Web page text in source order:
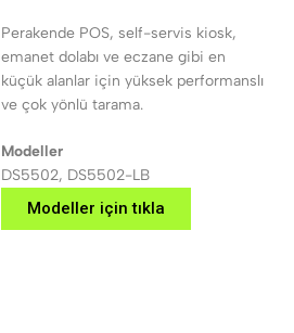
Perakende POS, self-servis kiosk,
emanet dolabı ve eczane gibi en
küçük alanlar için yüksek performanslı
ve çok yönlü tarama.
Modeller
DS5502, DS5502-LB
Modeller için tıkla